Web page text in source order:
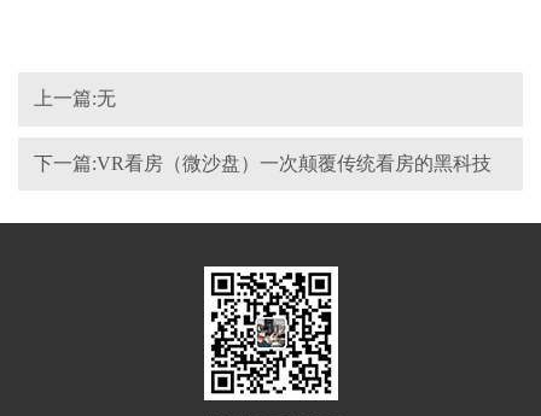
上一篇:无
下一篇:VR看房（微沙盘）一次颠覆传统看房的黑科技